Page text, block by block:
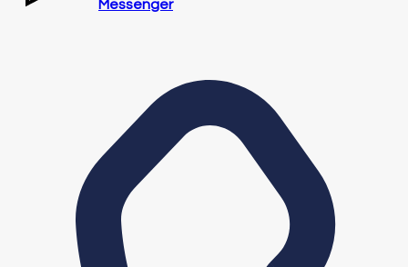
Messenger